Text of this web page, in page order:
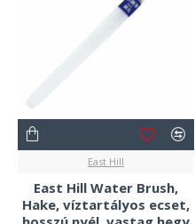
East Hill
East Hill Water Brush,
Hake, víztartályos ecset,